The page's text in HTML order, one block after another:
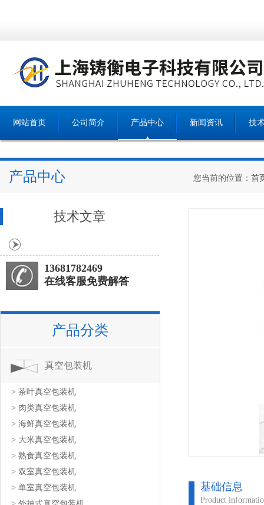
网站首页 公司简介 产品中心 新闻资讯 技
产品中心 您当前的位置： 首
基础信息
Product
技术文章
13681782469
在线客服免费解答
产品分类
真空包装机
> 茶叶真空包装机
> 肉类真空包装机
> 海鲜真空包装机
> 大米真空包装机
> 熟食真空包装机
> 双室真空包装机
> 单室真空包装机